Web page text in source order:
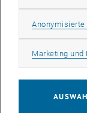
Arbeiten und
österreichweit
Masterarbeiten
Marketing